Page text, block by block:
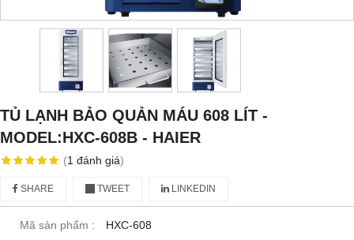
TỦ LẠNH BẢO QUẢN MÁU 608 LÍT -
MODEL:HXC-608B - HAIER
(1 đánh giá)
SHARE TWEET LINKEDIN
Mã sản phẩm :
HXC-608